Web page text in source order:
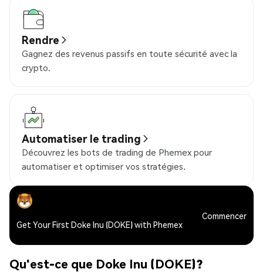
Rendre
Gagnez des revenus passifs en toute sécurité avec la
crypto.
Automatiser le trading
Découvrez les bots de trading de Phemex pour
automatiser et optimiser vos stratégies.
Get Your First Doke Inu (DOKE) with Phemex
Commencer
Qu'est-ce que Doke Inu (DOKE)?